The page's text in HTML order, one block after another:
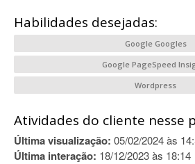
Habilidades desejadas:
Google Googles
Google PageSpeed
Wordpress
Atividades do cliente nesse
Última visualização: 05/02/2024 às
Última interação: 18/12/2023 às 18:14